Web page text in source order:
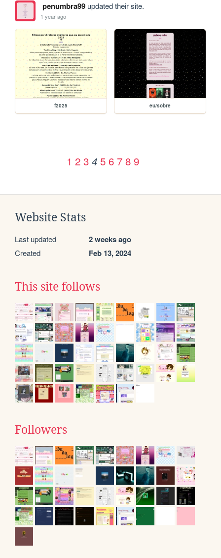
penumbra99updated their site.
1 year ago
f2025 eu/sobre
1 2 3 4 5 6 7 8 9
Website Stats
Last updated 2 weeks ago
Created Feb 13, 2024
This site follows
Followers